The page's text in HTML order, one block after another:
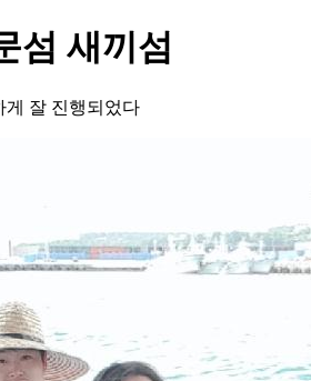
섬 새끼섬
게 잘 진행되었다